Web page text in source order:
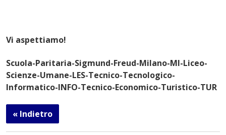
Vi aspettiamo!
Scuola-Paritaria-Sigmund-Freud-Milano-MI-Liceo-
Scienze-Umane-LES-Tecnico-Tecnologico-
Informatico-INFO-Tecnico-Economico-Turistico-TUR
« Indietro